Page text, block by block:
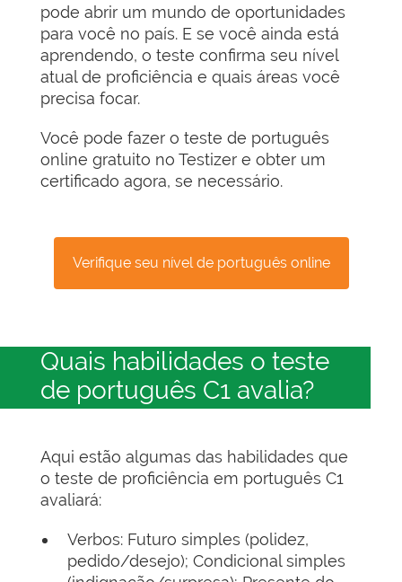
pode abrir um mundo de oportunidades
para você no país. E se você ainda está
aprendendo, o teste confirma seu nível
atual de proficiência e quais áreas você
precisa focar.
Você pode fazer o teste de português
online gratuito no Testizer e obter um
certificado agora, se necessário.
Verifique seu nível de português online
Quais habilidades o teste
de português C1 avalia?
Aqui estão algumas das habilidades que
o teste de proficiência em português C1
avaliará:
Verbos: Futuro simples (polidez,
pedido/desejo); Condicional simples